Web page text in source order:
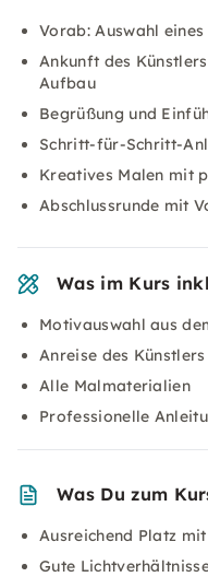
Vorab: Auswahl
Ankunft des
Aufbau
Begrüßung und
Schritt-für-Schritt-
Kreatives Malen mit
Abschlussrunde mit
Was im Kurs
Motivauswahl aus
Anreise des
Alle Malmaterialien
Professionelle
Was Du zum
Ausreichend Platz
Gute